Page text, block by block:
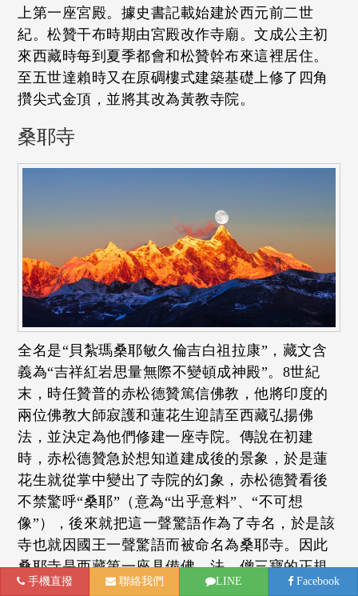
上第一座宮殿。據史書記載始建於西元前二世
紀。松贊干布時期由宮殿改作寺廟。文成公主初
來西藏時每到夏季都會和松贊幹布來這裡居住。
至五世達賴時又在原碉樓式建築基礎上修了四角
攢尖式金頂，並將其改為黃教寺院。
桑耶寺
全名是“貝紮瑪桑耶敏久倫吉白祖拉康”，藏文含
義為“吉祥紅岩思量無際不變頓成神殿”。8世紀
末，時任贊普的赤松德贊篤信佛教，他將印度的
兩位佛教大師寂護和蓮花生迎請至西藏弘揚佛
法，並決定為他們修建一座寺院。傳說在初建
時，赤松德贊急於想知道建成後的景象，於是蓮
花生就從掌中變出了寺院的幻象，赤松德贊看後
不禁驚呼“桑耶”（意為“出乎意料”、“不可想
像”），後來就把這一聲驚語作為了寺名，於是該
寺也就因國王一聲驚語而被命名為桑耶寺。因此
桑耶寺是西藏第一座具備佛、法、僧三寶的正規
寺院，在藏傳佛教界擁有崇高的地位。
手機直撥 聯絡我們 LINE Facebook